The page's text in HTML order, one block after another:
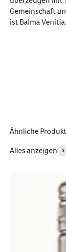
Gemeinschaft
ist Balma Venitia.
Ähnliche
Alles anzeigen